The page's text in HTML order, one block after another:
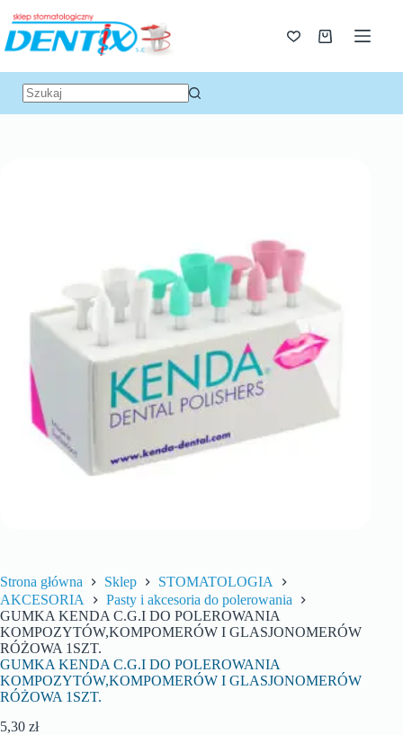
Strona główna Sklep
STOMATOLOGIA
AKCESORIA
Pasty i akcesoria do polerowania
GUMKA KENDA C.G.I DO POLEROWANIA
KOMPOZYTÓW,KOMPOMERÓW I GLASJONOMERÓW
RÓŻOWA 1SZT.
GUMKA KENDA C.G.I DO POLEROWANIA
KOMPOZYTÓW,KOMPOMERÓW I GLASJONOMERÓW
RÓŻOWA 1SZT.
5,30 zł